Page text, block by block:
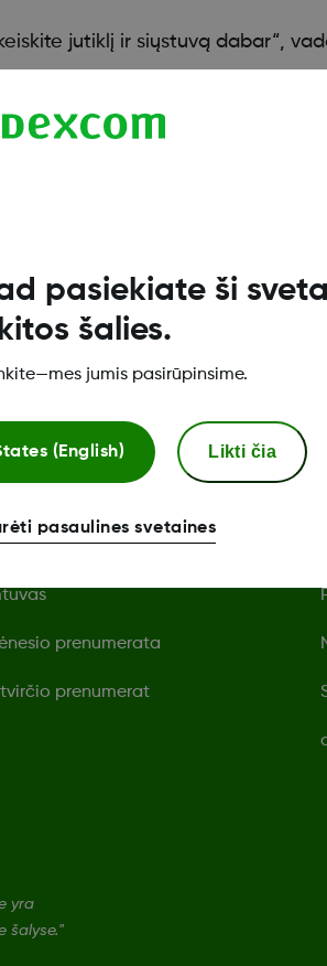
jutiklį ir siųstuvą dabar“,
parduotuvė
prenumerata
prenumerat
yra
šalyse."
pasiekiate ši
šalies.
jumis pasirūpinsime.
(English) Likti čia
pasaulines svetaines